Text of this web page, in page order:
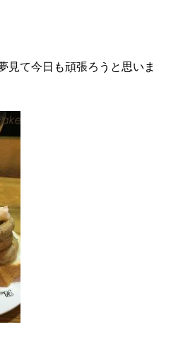
見て今日も頑張ろうと思いま